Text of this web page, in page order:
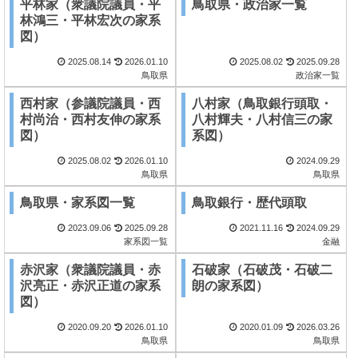
平林家（衆議院議員・平
林鴻三・平林宏次の家系
図）
2025.08.14
2026.01.10
鳥取県
鳥取県・政治家一覧
2025.08.02
2025.09.28
政治家一覧
西村家（参議院議員・西
村尚治・西村友伸の家系
図）
2025.08.02
2026.01.10
鳥取県
八村家（鳥取銀行頭取・
八村輝夫・八村信三の家
系図）
2024.09.29
鳥取県
鳥取県・家系図一覧
2023.09.06
2025.09.28
家系図一覧
鳥取銀行・歴代頭取
2021.11.16
2024.09.29
金融
赤沢家（衆議院議員・赤
沢亮正・赤沢正道の家系
図）
2020.09.20
2026.01.10
鳥取県
石破家（石破茂・石破二
朗の家系図）
2020.01.09
2026.03.26
鳥取県